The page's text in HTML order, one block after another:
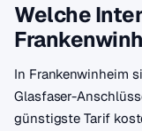
Welche
In Frankenwinheim
Glasfaser-
günstigste Tarif